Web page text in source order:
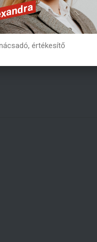
értékesítő
+36 20 362 2978